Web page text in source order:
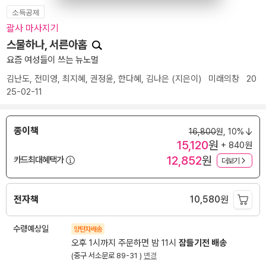
소득공제
괄사 마사지기
스물하나, 서른아홉
요즘 여성들이 쓰는 뉴노멀
김난도, 전미영, 최지혜 , 권정윤, 한다혜 , 김나은 (지은이) 미래의창 20
25-02-11
종이책 16,800원, 10%
15,120원 + 840원
카드최대혜택가
12,852원 더보기
전자책 10,580원
수령예상일 양탄자배송
오후 1시까지 주문하면 밤 11시 잠들기전 배송
(중구 서소문로 89-31 ) 변경